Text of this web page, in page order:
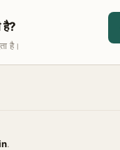
है।
.